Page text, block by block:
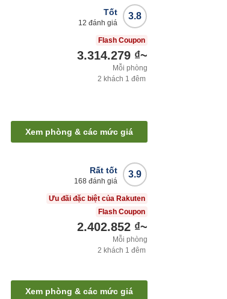
3.8
Tốt
12 đánh giá
Flash Coupon
3.314.279 ₫~
Mỗi phòng
2 khách 1 đêm
Xem phòng & các mức giá
3.9
Rất tốt
168 đánh giá
Ưu đãi đặc biệt của Rakuten
Flash Coupon
2.402.852 ₫~
Mỗi phòng
2 khách 1 đêm
Xem phòng & các mức giá